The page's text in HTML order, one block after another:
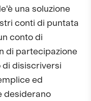
una soluzione
conti di puntata
conto di
di partecipazione
di disiscriversi
ed
desiderano